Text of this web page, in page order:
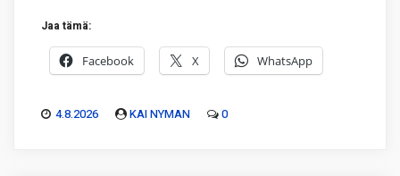
Jaa tämä:
Facebook X WhatsApp
4.8.2026 KAI NYMAN 0